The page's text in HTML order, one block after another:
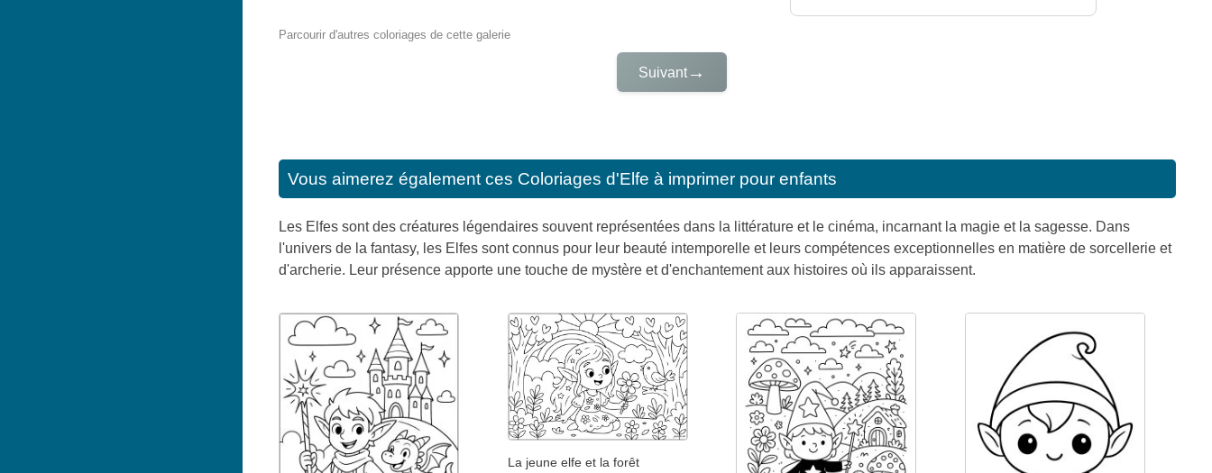
Parcourir d'autres coloriages de cette galerie
Suivant→
Vous aimerez également ces Coloriages d'Elfe à imprimer pour enfants
Les Elfes sont des créatures légendaires souvent représentées dans la littérature et le cinéma, incarnant la magie et la sagesse. Dans
l'univers de la fantasy, les Elfes sont connus pour leur beauté intemporelle et leurs compétences exceptionnelles en matière de sorcellerie et
d'archerie. Leur présence apporte une touche de mystère et d'enchantement aux histoires où ils apparaissent.
La jeune elfe et la forêt